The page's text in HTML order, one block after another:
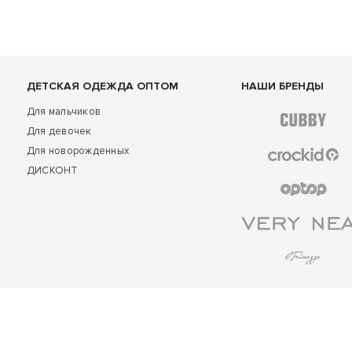
ДЕТСКАЯ ОДЕЖДА ОПТОМ
Для мальчиков
Для девочек
Для новорожденных
ДИСКОНТ
НАШИ БРЕНДЫ